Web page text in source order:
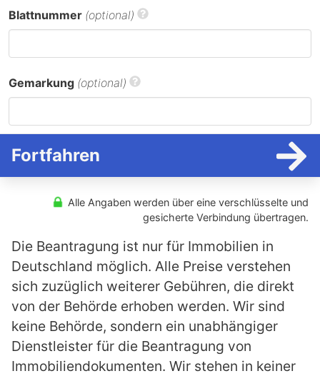
Blattnummer (optional)
Gemarkung (optional)
Fortfahren
Alle Angaben werden über eine verschlüsselte und
gesicherte Verbindung übertragen.
Die Beantragung ist nur für Immobilien in
Deutschland möglich. Alle Preise verstehen
sich zuzüglich weiterer Gebühren, die direkt
von der Behörde erhoben werden. Wir sind
keine Behörde, sondern ein unabhängiger
Dienstleister für die Beantragung von
Immobiliendokumenten. Wir stehen in keiner